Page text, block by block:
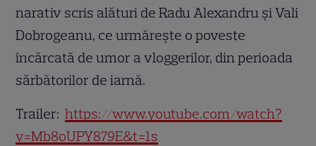
narativ scris alături de Radu Alexandru şi Vali
Dobrogeanu, ce urmărește o poveste
încărcată de umor a vloggerilor, din perioada
sărbătorilor de iarnă.
Trailer:https://www.youtube.com/watch?
v=Mb8oUPY879E&t=1s